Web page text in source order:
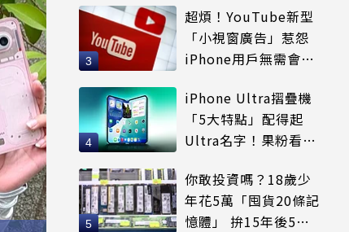
超煩！YouTube新型
「小視窗廣告」惹怨
iPhone用戶無需會員
iPhone Ultra摺疊機
「5大特點」配得起
Ultra名字！果粉看完
你敢投資嗎？18歲少
年花5萬「囤貨20條記
憶體」 拚15年後5倍